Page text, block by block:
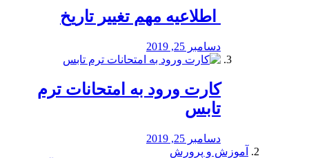
️ اطلاعیه مهم تغییر تاریخ
دسامبر 25, 2019
کارت ورود به امتحانات ترم
تابس
دسامبر 25, 2019
آموزش و پرورش